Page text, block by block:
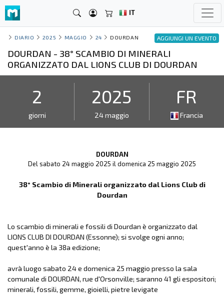
IT
AGGIUNGI UN EVENTO
DIARIO 2025 MAGGIO 24 DOURDAN
DOURDAN - 38° SCAMBIO DI MINERALI
ORGANIZZATO DAL LIONS CLUB DI DOURDAN
2
giorni
2025
24 maggio
FR
Francia
DOURDAN
Del sabato 24 maggio 2025 il domenica 25 maggio 2025
38° Scambio di Minerali organizzato dal Lions Club di
Dourdan
Lo scambio di minerali e fossili di Dourdan è organizzato dal
LIONS CLUB DI DOURDAN (Essonne); si svolge ogni anno;
quest'anno è la 38a edizione;
avrà luogo sabato 24 e domenica 25 maggio presso la sala
comunale di DOURDAN, rue d'Orsonville; saranno 41 gli espositori;
minerali, fossili, gemme, gioielli, pietre levigate